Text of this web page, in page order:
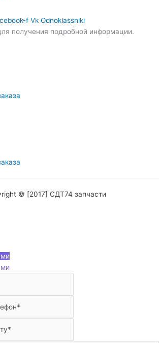
f Vk Odnoklassniki
получения подробной информации.
© [2017] СДТ74 запчасти